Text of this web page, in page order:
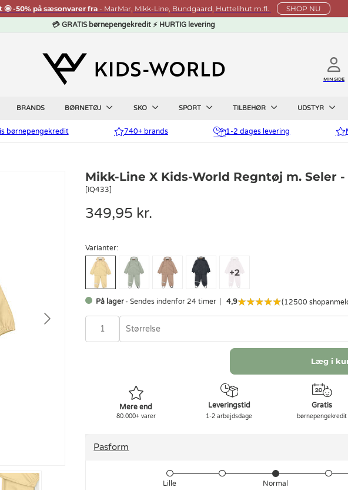
🤩 -50% på sæsonvarer fra - MarMar, Mikk-Line, Bundgaard, Huttelihut m.fl. SHOP NU
💳 GRATIS børnepengekredit ⚡ HURTIG levering
MIN SIDE
BRANDS BØRNETØJ SKO SPORT TILBEHØR UDSTYR
børnepengekredit 740+ brands 1-2 dages levering
Mikk-Line X Kids-World Regntøj m. Seler
[IQ433]
349,95 kr.
Varianter:
På lager - Sendes indenfor 24 timer 4,9 (12500
Størrelse
Læg i
Mere end
80.000+ varer
Leveringstid
1-2 arbejdsdage
Gratis
børnepengekredit
Pasform
Lille Normal